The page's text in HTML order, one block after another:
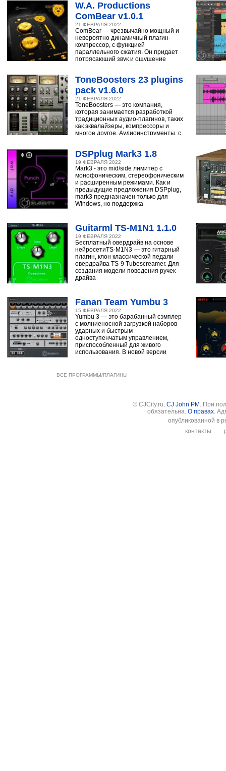
W.A. Productions
ComBear v1.0.1
21 ФЕВРАЛЯ 2022
ComBear — чрезвычайно мощный и
невероятно динамичный плагин-
компрессор, с функцией
параллельного сжатия. Он придает
потрясающий звук и ощущение
ToneBoosters 23 plugins
pack v1.6.0
21 ФЕВРАЛЯ 2022
ToneBoosters — это компания,
которая занимается разработкой
традиционных аудио-плагинов, таких
как эквалайзеры, компрессоры и
многое другое. Аудиоинструменты, с
DSPplug Mark3 1.8
19 ФЕВРАЛЯ 2022
Mark3 - это mid/side лимитер с
монофоническим, стереофоническим
и расширенным режимами. Как и
предыдущие предложения DSPplug,
mark3 предназначен только для
Windows, но поддержка
Guitarml TS-M1N1 1.1.0
19 ФЕВРАЛЯ 2022
Бесплатный овердрайв на основе
нейросетиTS-M1N3 — это гитарный
плагин, клон классической педали
овердрайва TS-9 Tubescreamer. Для
создания модели поведения ручек
драйва
Fanan Team Yumbu 3
15 ФЕВРАЛЯ 2022
Yumbu 3 — это барабанный сэмплер
с молниеносной загрузкой наборов
ударных и быстрым
одноступенчатым управлением,
приспособленный для живого
использования. В новой версии
ВСЕ ПРОГРАММЫ/ПЛАГИНЫ
© CJCity.ru, CJ John PM . При
обязательна. О правах.
опубликованной в
контакты